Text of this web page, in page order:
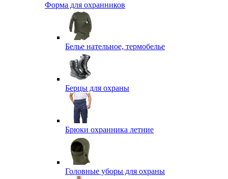
Форма для охранников
Белье нательное, термобелье
Берцы для охраны
Брюки охранника летние
Головные уборы для охраны